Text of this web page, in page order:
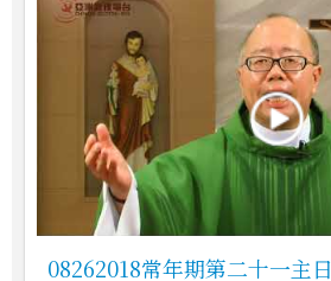
08262018常年期第二十一主日